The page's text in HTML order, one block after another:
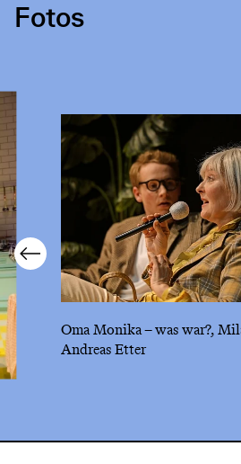
Fotos
Oma Monika – was war?,
Andreas Etter